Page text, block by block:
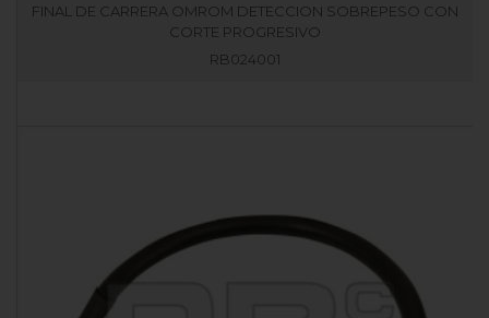
FINAL DE CARRERA OMROM DETECCION SOBREPESO CON
CORTE PROGRESIVO
RB024001